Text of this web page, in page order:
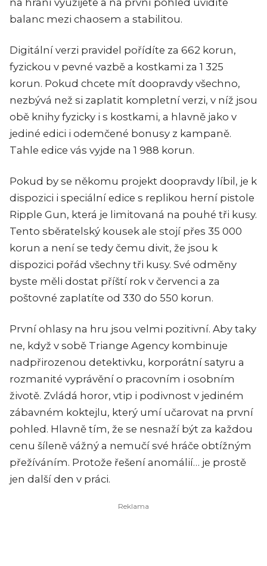
balanc mezi chaosem a stabilitou.
Digitální verzi pravidel pořídíte za 662 korun,
fyzickou v pevné vazbě a kostkami za 1 325
korun. Pokud chcete mít doopravdy všechno,
nezbývá než si zaplatit kompletní verzi, v níž jsou
obě knihy fyzicky i s kostkami, a hlavně jako v
jediné edici i odemčené bonusy z kampaně.
Tahle edice vás vyjde na 1 988 korun.
Pokud by se někomu projekt doopravdy líbil, je k
dispozici i speciální edice s replikou herní pistole
Ripple Gun, která je limitovaná na pouhé tři kusy.
Tento sběratelský kousek ale stojí přes 35 000
korun a není se tedy čemu divit, že jsou k
dispozici pořád všechny tři kusy. Své odměny
byste měli dostat příští rok v červenci a za
poštovné zaplatíte od 330 do 550 korun.
První ohlasy na hru jsou velmi pozitivní. Aby taky
ne, když v sobě Triange Agency kombinuje
nadpřirozenou detektivku, korporátní satyru a
rozmanité vyprávění o pracovním i osobním
životě. Zvládá horor, vtip i podivnost v jediném
zábavném koktejlu, který umí učarovat na první
pohled. Hlavně tím, že se nesnaží být za každou
cenu šíleně vážný a nemučí své hráče obtížným
přežíváním. Protože řešení anomálií… je prostě
jen další den v práci.